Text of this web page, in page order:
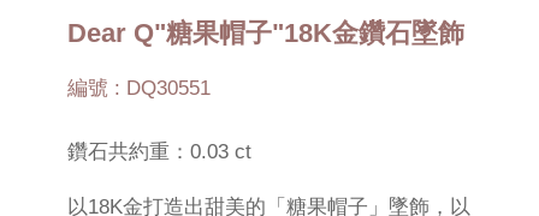
Dear Q"糖果帽子"18K金鑽石墜飾
編號 : DQ30551
鑽石共約重：0.03 ct
以18K金打造出甜美的「糖果帽子」墜飾，以